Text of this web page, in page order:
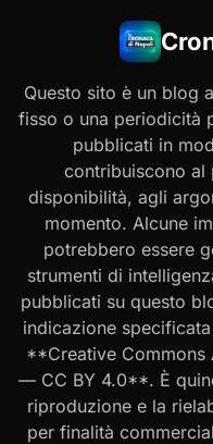
Questo sito è un blog
fisso o una periodicità
pubblicati in
contribuiscono al
disponibilità, agli
momento. Alcune
potrebbero essere
strumenti di
pubblicati su questo
indicazione
**Creative Commons
— CC BY 4.0**. È
riproduzione e la
per finalità